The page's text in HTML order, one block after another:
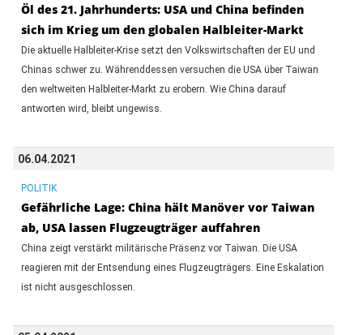
Öl des 21. Jahrhunderts: USA und China befinden
sich im Krieg um den globalen Halbleiter-Markt
Die aktuelle Halbleiter-Krise setzt den Volkswirtschaften der EU und
Chinas schwer zu. Währenddessen versuchen die USA über Taiwan
den weltweiten Halbleiter-Markt zu erobern. Wie China darauf
antworten wird, bleibt ungewiss.
06.04.2021
POLITIK
Gefährliche Lage: China hält Manöver vor Taiwan
ab, USA lassen Flugzeugträger auffahren
China zeigt verstärkt militärische Präsenz vor Taiwan. Die USA
reagieren mit der Entsendung eines Flugzeugträgers. Eine Eskalation
ist nicht ausgeschlossen.